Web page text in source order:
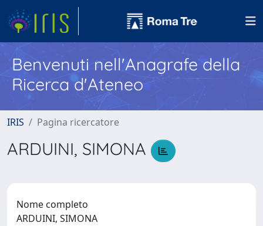
Benvenuti nell'Anagrafe della
Ricerca d'Ateneo
IRIS Pagina ricercatore
ARDUINI, SIMONA
Nome completo
ARDUINI, SIMONA